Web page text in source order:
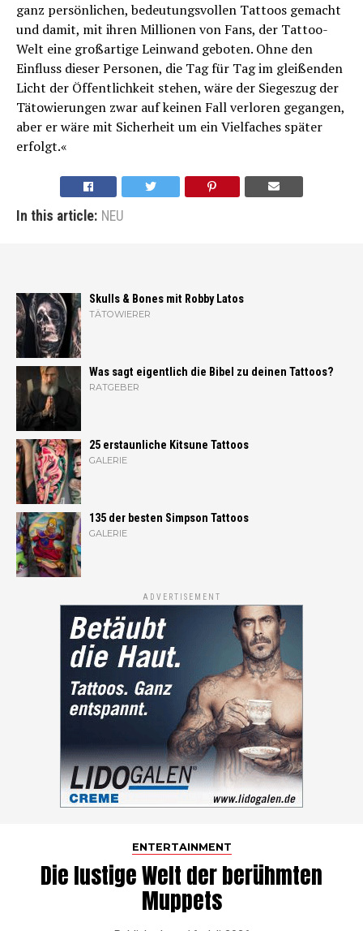
ganz persönlichen, bedeutungsvollen Tattoos gemacht
und damit, mit ihren Millionen von Fans, der Tattoo-
Welt eine großartige Leinwand geboten. Ohne den
Einfluss dieser Personen, die Tag für Tag im gleißenden
Licht der Öffentlichkeit stehen, wäre der Siegeszug der
Tätowierungen zwar auf keinen Fall verloren gegangen,
aber er wäre mit Sicherheit um ein Vielfaches später
erfolgt.«
In this article: NEU
Skulls & Bones mit Robby Latos
TÄTOWIERER
Was sagt eigentlich die Bibel zu deinen Tattoos?
RATGEBER
25 erstaunliche Kitsune Tattoos
GALERIE
135 der besten Simpson Tattoos
GALERIE
ADVERTISEMENT
ENTERTAINMENT
Die lustige Welt der berühmten
Muppets